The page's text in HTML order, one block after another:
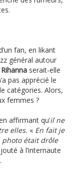
fan, en likant
général autour
Rihanna serait-elle
pas apprécié le
catégories. Alors,
femmes ?
affirmant qu’il ne
elles. « En fait je
photo était drôle
à l’internaute